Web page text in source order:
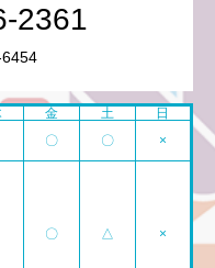
2361
金 土
日
〇 〇
×
〇 △ ×